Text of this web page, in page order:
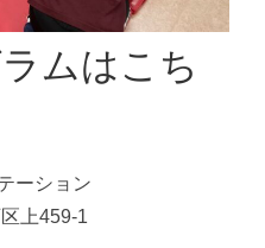
ムはこち
ーション
上459-1